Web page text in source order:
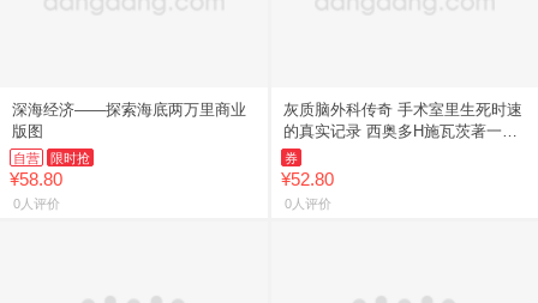
深海经济——探索海底两万里商业
版图
自营 限时抢
¥58.80
0人评价
灰质脑外科传奇 手术室里生死时速
的真实记录 西奥多H施瓦茨著一部
填补脑外科纪实科普空白的重磅之
作一部脑外科的史诗性传记我
券
¥52.80
0人评价